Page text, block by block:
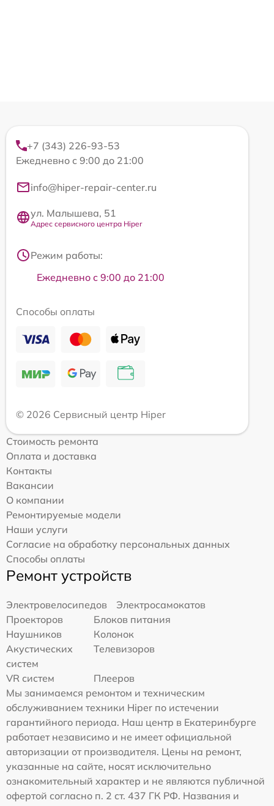
+7 (343) 226-93-53
Ежедневно с 9:00 до 21:00
info@hiper-repair-center.ru
ул. Малышева, 51
Адрес сервисного центра Hiper
Режим работы:
Ежедневно с 9:00 до 21:00
Способы оплаты
© 2026 Сервисный центр Hiper
Стоимость ремонта
Оплата и доставка
Контакты
Вакансии
О компании
Ремонтируемые модели
Наши услуги
Согласие на обработку персональных данных
Способы оплаты
Ремонт устройств
Электровелосипедов
Электросамокатов
Проекторов
Блоков питания
Наушников
Колонок
Акустических
систем
Телевизоров
VR систем
Плееров
Мы занимаемся ремонтом и техническим
обслуживанием техники Hiper по истечении
гарантийного периода. Наш центр в Екатеринбурге
работает независимо и не имеет официальной
авторизации от производителя. Цены на ремонт,
указанные на сайте, носят исключительно
ознакомительный характер и не являются публичной
офертой согласно п. 2 ст. 437 ГК РФ. Названия и